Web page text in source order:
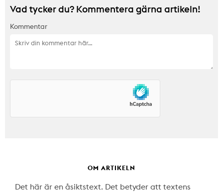
Vad tycker du? Kommentera gärna artikeln!
Kommentar
OM ARTIKELN
Det här är en åsiktstext. Det betyder att textens